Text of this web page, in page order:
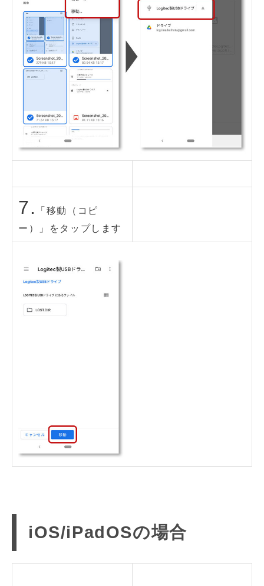
7.
「移動（コピ
ー）」をタップします
iOS/iPadOSの場合